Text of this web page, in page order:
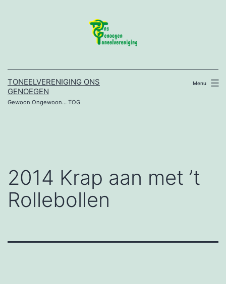
TONEELVERENIGING ONS
GENOEGEN
Gewoon Ongewoon… TOG
Menu
2014 Krap aan met ’t
Rollebollen